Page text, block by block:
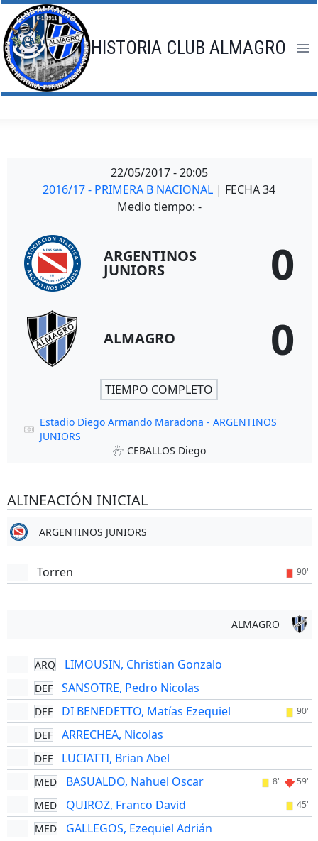
Saltar
al
contenido
HISTORIA CLUB ALMAGRO
22/05/2017 - 20:05
2016/17 - PRIMERA B NACIONAL | FECHA 34
Medio tiempo: -
ARGENTINOS
JUNIORS 0
ALMAGRO 0
TIEMPO COMPLETO
Estadio Diego Armando Maradona - ARGENTINOS
JUNIORS
CEBALLOS Diego
ALINEACIÓN INICIAL
ARGENTINOS JUNIORS
Torren 90'
ALMAGRO
ARQ LIMOUSIN, Christian Gonzalo
DEF SANSOTRE, Pedro Nicolas
DEF DI BENEDETTO, Matías Ezequiel 90'
DEF ARRECHEA, Nicolas
DEF LUCIATTI, Brian Abel
MED BASUALDO, Nahuel Oscar 8' 59'
MED QUIROZ, Franco David 45'
MED GALLEGOS, Ezequiel Adrián